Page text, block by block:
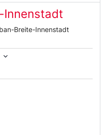
Innenstadt
Breite-Innenstadt